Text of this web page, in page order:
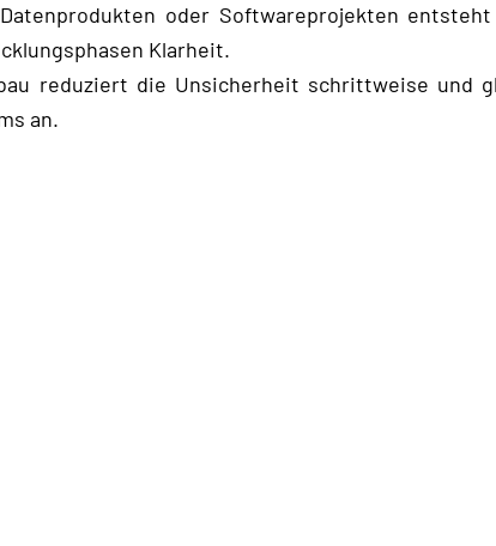
oder Softwareprojekten
Klarheit.
reduziert die Unsicherheit schrittweise und
an.